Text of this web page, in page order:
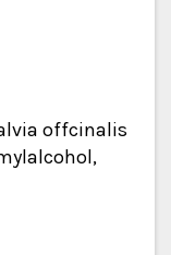
offcinalis